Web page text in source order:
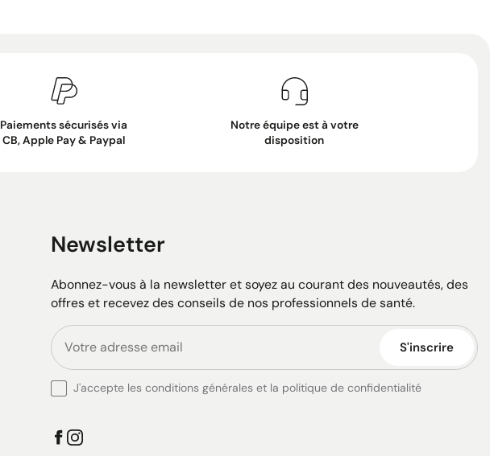
Paiements sécurisés via
CB, Apple Pay & Paypal
Notre équipe est à votre
disposition
Newsletter
Abonnez-vous à la newsletter et soyez au courant des nouveautés, des
offres et recevez des conseils de nos professionnels de santé.
S'inscrire
J'accepte les conditions générales et la politique de confidentialité